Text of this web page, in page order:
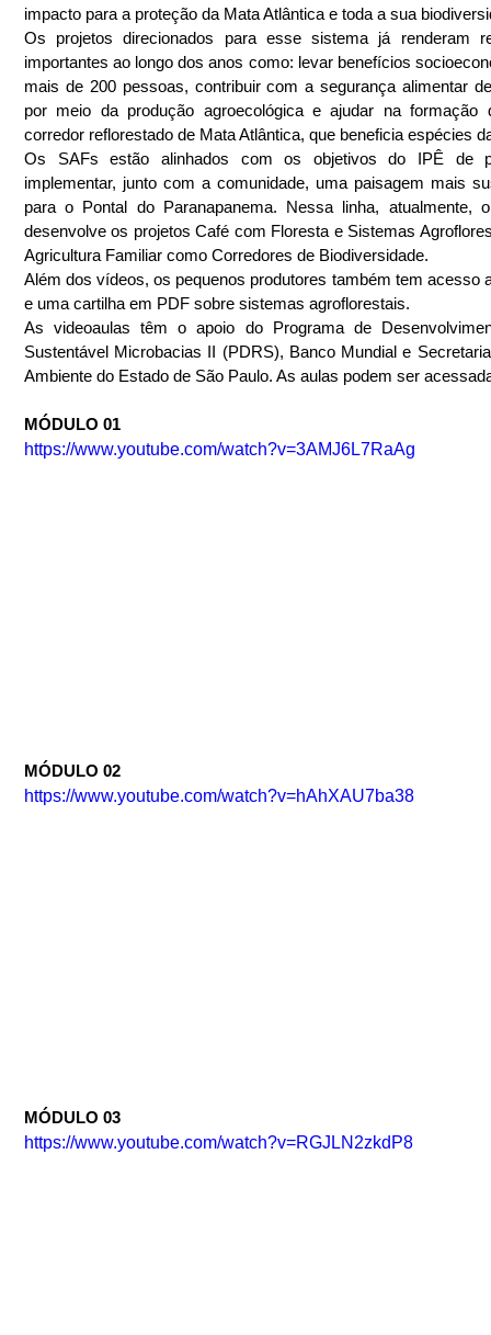
impacto para a proteção da Mata Atlântica e toda a sua
Os projetos direcionados para esse sistema já renderam
importantes ao longo dos anos como: levar benefícios
mais de 200 pessoas, contribuir com a segurança alimentar
por meio da produção agroecológica e ajudar na formação
corredor reflorestado de Mata Atlântica, que beneficia espécies
Os SAFs estão alinhados com os objetivos do IPÊ de
implementar, junto com a comunidade, uma paisagem mais
para o Pontal do Paranapanema. Nessa linha, atualmente,
desenvolve os projetos Café com Floresta e Sistemas
Agricultura Familiar como Corredores de Biodiversidade.
Além dos vídeos, os pequenos produtores também tem acesso
e uma cartilha em PDF sobre sistemas agroflorestais.
As videoaulas têm o apoio do Programa de
Sustentável Microbacias II (PDRS), Banco Mundial e
Ambiente do Estado de São Paulo. As aulas podem ser
MÓDULO 01
https://www.youtube.com/watch?v=3AMJ6L7RaAg
MÓDULO 02
https://www.youtube.com/watch?v=hAhXAU7ba38
MÓDULO 03
https://www.youtube.com/watch?v=RGJLN2zkdP8